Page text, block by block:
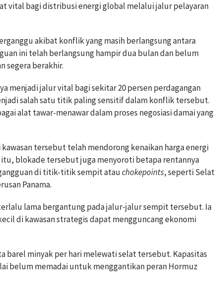
vital bagi distribusi energi global melalui jalur pelayaran
akibat konflik yang masih berlangsung antara
ini telah berlangsung hampir dua bulan dan belum
segera berakhir.
menjadi jalur vital bagi sekitar 20 persen perdagangan
salah satu titik paling sensitif dalam konflik tersebut.
alat tawar-menawar dalam proses negosiasi damai yang
kawasan tersebut telah mendorong kenaikan harga energi
itu, blokade tersebut juga menyoroti betapa rentannya
di titik-titik sempit atauchokepoints, seperti Selat
Panama.
lama bergantung pada jalur-jalur sempit tersebut. Ia
di kawasan strategis dapat mengguncang ekonomi
barel minyak per hari melewati selat tersebut. Kapasitas
belum memadai untuk menggantikan peran Hormuz